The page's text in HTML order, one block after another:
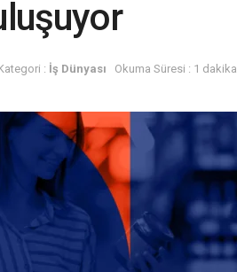
: İş Dünyası Okuma Süresi : 1 dakika